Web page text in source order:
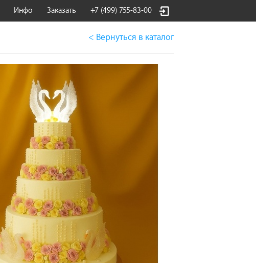
Инфо Заказать +7 (499) 755-83-00
< Вернуться в каталог